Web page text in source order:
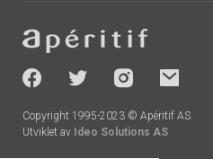
-
socials
Copyright 1995-2023 © Apéritif AS
Utviklet av Ideo Solutions AS